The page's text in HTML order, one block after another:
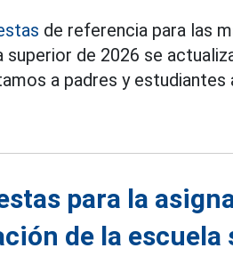
de referencia para las
superior de 2026 se
a padres y estudiantes
para la
de la